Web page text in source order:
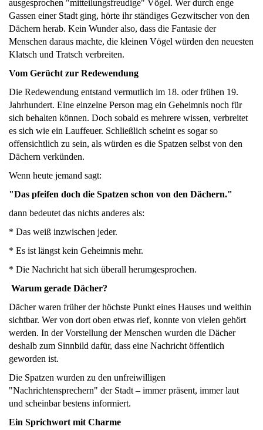
ausgesprochen "mitteilungsfreudige" Vögel. Wer durch enge
Gassen einer Stadt ging, hörte ihr ständiges Gezwitscher von den
Dächern herab. Kein Wunder also, dass die Fantasie der
Menschen daraus machte, die kleinen Vögel würden den neuesten
Klatsch und Tratsch verbreiten.
Vom Gerücht zur Redewendung
Die Redewendung entstand vermutlich im 18. oder frühen 19.
Jahrhundert. Eine einzelne Person mag ein Geheimnis noch für
sich behalten können. Doch sobald es mehrere wissen, verbreitet
es sich wie ein Lauffeuer. Schließlich scheint es sogar so
offensichtlich zu sein, als würden es die Spatzen selbst von den
Dächern verkünden.
Wenn heute jemand sagt:
"Das pfeifen doch die Spatzen schon von den Dächern."
dann bedeutet das nichts anderes als:
* Das weiß inzwischen jeder.
* Es ist längst kein Geheimnis mehr.
* Die Nachricht hat sich überall herumgesprochen.
Warum gerade Dächer?
Dächer waren früher der höchste Punkt eines Hauses und weithin
sichtbar. Wer von dort oben etwas rief, konnte von vielen gehört
werden. In der Vorstellung der Menschen wurden die Dächer
deshalb zum Sinnbild dafür, dass eine Nachricht öffentlich
geworden ist.
Die Spatzen wurden zu den unfreiwilligen
"Nachrichtensprechern" der Stadt – immer präsent, immer laut
und scheinbar bestens informiert.
Ein Sprichwort mit Charme